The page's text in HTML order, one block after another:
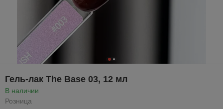
Гель-лак The Base 03, 12 мл
В наличии
Розница